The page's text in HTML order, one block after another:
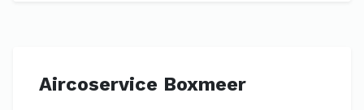
Aircoservice Boxmeer